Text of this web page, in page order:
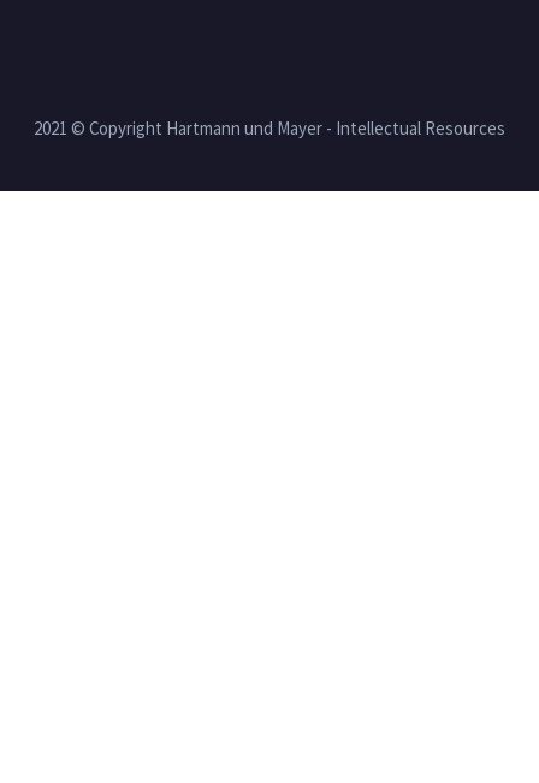
2021 © Copyright Hartmann und Mayer - Intellectual Resources